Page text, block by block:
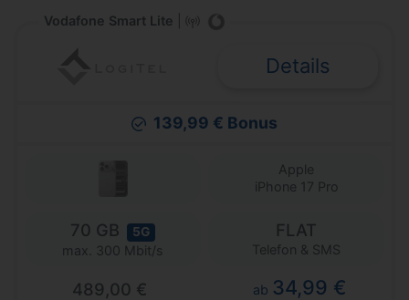
Vodafone Smart Lite
Details
139,99 € Bonus
Apple
iPhone 17 Pro
70 GB 5G
max. 300 Mbit/s
FLAT
Telefon & SMS
489,00 € ab 34,99 €